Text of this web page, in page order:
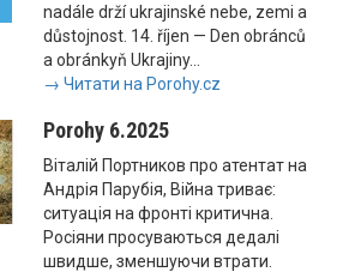
nadále drží ukrajinské nebe, zemi a
důstojnost. 14. říjen — Den obránců
a obránkyň Ukrajiny...
→ Читати на Porohy.cz
Porohy 6.2025
Віталій Портников про атентат на
Андрія Парубія, Війна триває:
ситуація на фронті критична.
Росіяни просуваються дедалі
швидше, зменшуючи втрати.